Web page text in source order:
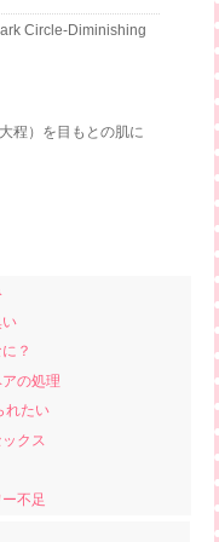
Circle-Diminishing
程）を目もとの肌に
？
の処理
れたい
クス
不足